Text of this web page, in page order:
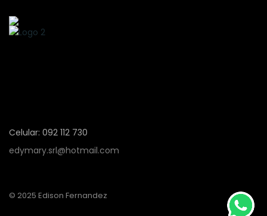
Celular: 092 112 730
edymary.srl@hotmail.com
© 2025 Edison Fernandez